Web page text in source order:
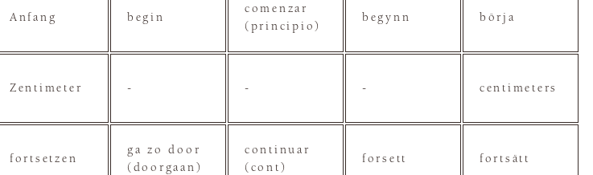
Anfang begin
comenzar
(principio)
begynn börja
Zentimeter - - - centimeters
fortsetzen
ga zo door
(doorgaan)
continuar
(cont)
forsett fortsätt